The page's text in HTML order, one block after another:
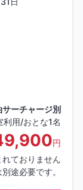
サーチャージ別
利用/おとな1名
円
ておりません
途必要です。